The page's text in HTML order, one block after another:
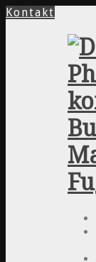
Kontakt